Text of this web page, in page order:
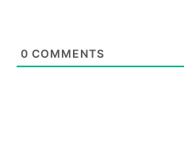
0 COMMENTS